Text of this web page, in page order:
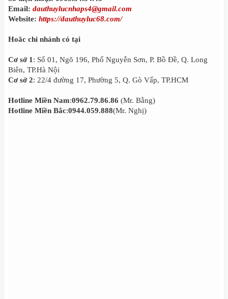
Email: dauthuylucnhaps4@gmail.com
Website: https://dauthuyluc68.com/
Hoăc chi nhánh có tại
Cơ sở 1: Số 01, Ngõ 196, Phố Nguyễn Sơn, P. Bồ Đề, Q. Long
Biên, TP.Hà Nội
Cơ sở 2: 22/4 đường 17, Phường 5, Q. Gò Vấp, TP.HCM
Hotline Miền Nam:0962.79.86.86 (Mr. Bằng)
Hotline Miền Bắc:0944.059.888(Mr. Nghị)